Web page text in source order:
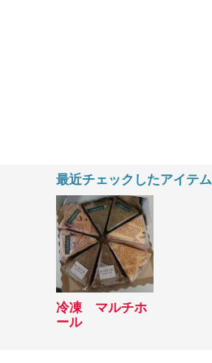
最近チェックしたアイテム
冷凍 マルチホ
ール